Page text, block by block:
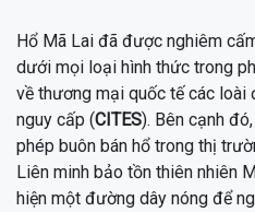
Hổ Mã Lai đã được nghiêm
dưới mọi loại hình thức trong
về thương mại quốc tế các loài
nguy cấp (CITES). Bên cạnh
phép buôn bán hổ trong thị
Liên minh bảo tồn thiên nhiên
hiện một đường dây nóng để